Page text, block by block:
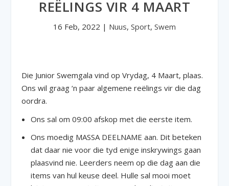
REËLINGS VIR 4 MAART
16 Feb, 2022 | Nuus, Sport, Swem
Die Junior Swemgala vind op Vrydag, 4 Maart, plaas.
Ons wil graag ‘n paar algemene reëlings vir die dag
oordra.
Ons sal om 09:00 afskop met die eerste item.
Ons moedig MASSA DEELNAME aan. Dit beteken
dat daar nie voor die tyd enige inskrywings gaan
plaasvind nie. Leerders neem op die dag aan die
items van hul keuse deel. Hulle sal mooi moet